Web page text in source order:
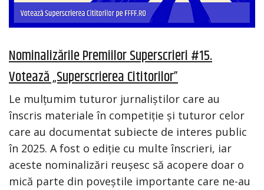
Nominalizările Premiilor Superscrieri #15.
Votează „Superscrierea Cititorilor”
Le mulțumim tuturor jurnaliștilor care au
înscris materiale în competiție și tuturor celor
care au documentat subiecte de interes public
în 2025. A fost o ediție cu multe înscrieri, iar
aceste nominalizări reușesc să acopere doar o
mică parte din poveștile importante care ne-au